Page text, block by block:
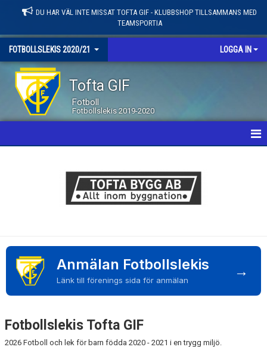
DU HAR VÄL INTE MISSAT TOFTA GIF - KLUBBSHOP TILLSAMMANS MED
TEAMSPORTIA
FOTBOLLSLEKIS 2020/21 LOGGA IN
Tofta GIF
Fotboll
Fotbollslekis 2019-2020
BILDGALLERI
DOKUMENT
Anmälan Fotbollslekis
Länk till förenings sida för anmälan
→
Fotbollslekis Tofta GIF
2026 Fotboll och lek för barn födda 2020 - 2021 i en trygg miljö.